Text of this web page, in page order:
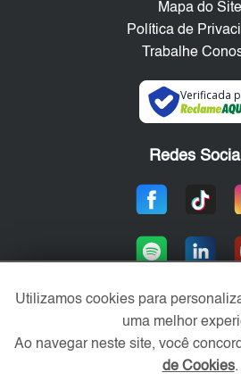
Mapa do Site
Política de
Trabalhe
Verificada
Redes
Área exclusiva aos
acesse sua
Utilizamos cookies para
uma melhor
Ao navegar neste site, você
de Cookies.